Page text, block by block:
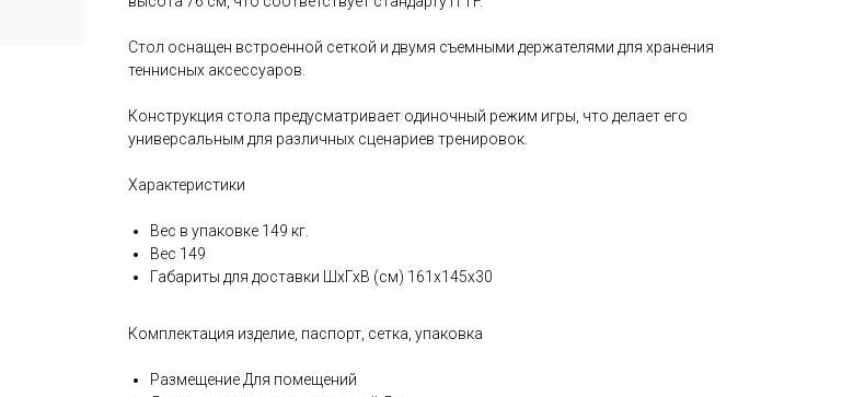
Стол оснащен встроенной сеткой и двумя съемными держателями для хранения
теннисных аксессуаров.
Конструкция стола предусматривает одиночный режим игры, что делает его
универсальным для различных сценариев тренировок.
Характеристики
Вес в упаковке 149 кг.
Вес 149
Габариты для доставки ШхГхВ (см) 161х145х30
Комплектация изделие, паспорт, сетка, упаковка
Размещение Для помещений